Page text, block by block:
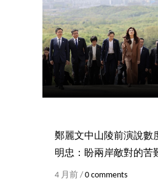
鄭麗文中山陵前演說數
明忠：盼兩岸敵對的苦
4 月前 / 0 comments